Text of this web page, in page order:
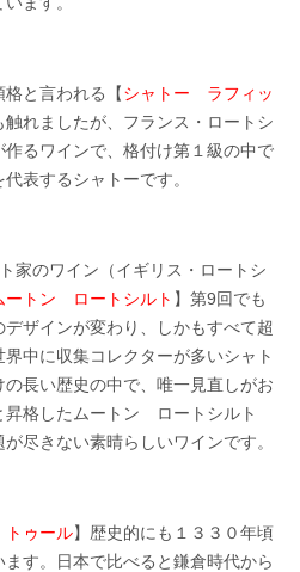
格と言われる【シャトー ラフィッ
触れましたが、フランス・ロートシ
るワインで、格付け第１級の中で
表するシャトーです。
家のワイン（イギリス・ロートシ
トン ロートシルト 】第9回でも
ザインが変わり、しかもすべて超
中に収集コレクターが多いシャト
長い歴史の中で、唯一見直しがお
昇格したムートン ロートシルト
尽きない素晴らしいワインです。
ゥール】歴史的にも１３３０年頃
す。日本で比べると鎌倉時代から